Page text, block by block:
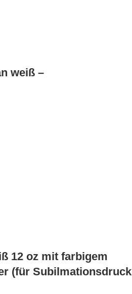
weiß –
12 oz mit farbigem
(für Subilmationsdruck